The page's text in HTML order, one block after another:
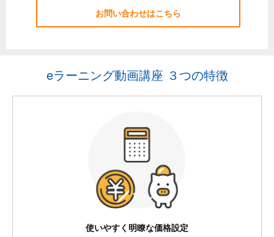
お問い合わせはこちら
eラーニング動画講座 ３つの特徴
使いやすく明瞭な価格設定